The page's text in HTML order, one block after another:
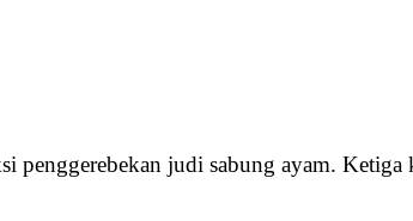
penggerebekan judi sabung ayam.